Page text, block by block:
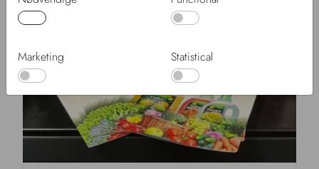
Marketing Statistical